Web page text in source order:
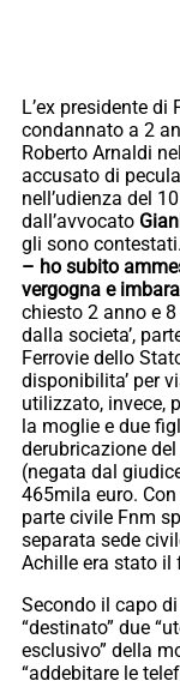
L’ex presidente di
condannato a 2
Roberto Arnaldi
accusato di
nell’udienza del
dall’avvocato
gli sono
– ho subito
vergogna e
chiesto 2 anno e
dalla societa’,
Ferrovie dello
disponibilita’ per
utilizzato, invece,
la moglie e due
derubricazione
(negata dal
465mila euro.
parte civile Fnm
separata sede
Achille era stato il
Secondo il capo
“destinato” due
esclusivo” della
“addebitare le